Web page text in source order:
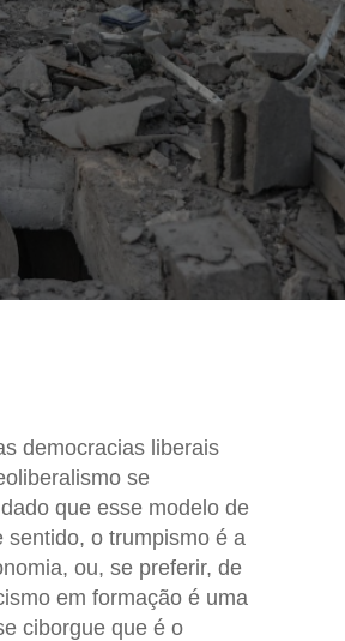
democracias liberais
se
que esse modelo de
sentido, o trumpismo é a
ou, se preferir, de
em formação é uma
ciborgue que é o